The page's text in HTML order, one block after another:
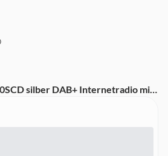
silber DAB+ Internetradio mit